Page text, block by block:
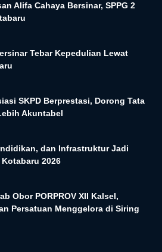
Alifa Cahaya Bersinar, SPPG 2
Tebar Kepedulian Lewat
SKPD Berprestasi, Dorong Tata
Akuntabel
dan Infrastruktur Jadi
2026
Obor PORPROV XII Kalsel,
Persatuan Menggelora di Siring